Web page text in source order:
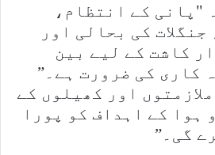
"پانی کے انتظام،
کی بحالی اور
کاشت کے لیے بین
کاری کی ضرورت ہے۔”
اور کھیلوں کے
ہوا کے اہداف کو پورا
گی۔”